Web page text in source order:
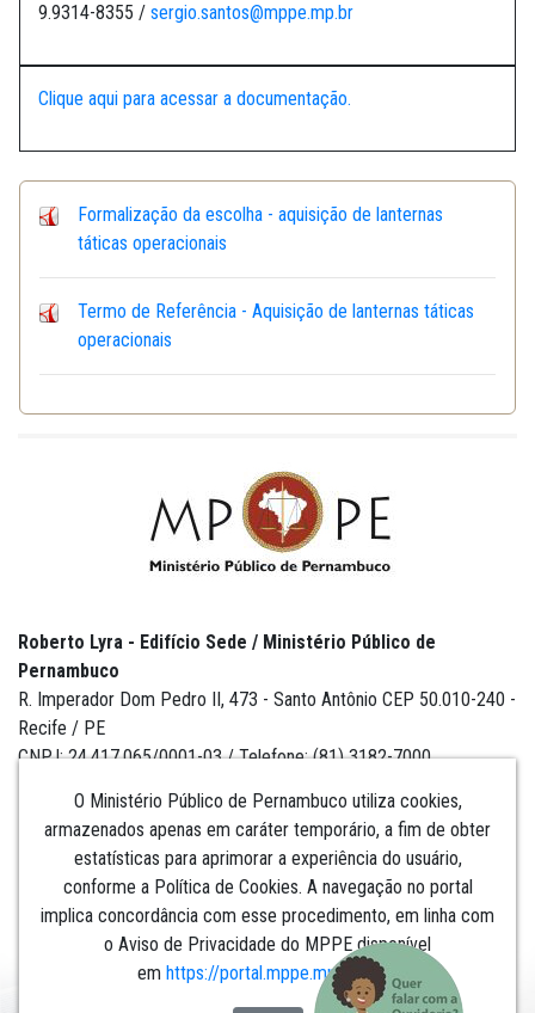
9.9314-8355 / sergio.santos@mppe.mp.br
Clique aqui para acessar a documentação.
Formalização da escolha - aquisição de lanternas
táticas operacionais
Termo de Referência - Aquisição de lanternas táticas
operacionais
O Ministério Público de Pernambuco utiliza cookies,
armazenados apenas em caráter temporário, a fim de obter
estatísticas para aprimorar a experiência do usuário,
conforme a Política de Cookies. A navegação no portal
implica concordância com esse procedimento, em linha com
o Aviso de Privacidade do MPPE disponível
em https://portal.mppe.mp.br/lgpd.​​​​​​​
Roberto Lyra - Edifício Sede / Ministério Público de
Pernambuco
R. Imperador Dom Pedro II, 473 - Santo Antônio CEP 50.010-240 -
Recife / PE
CNPJ: 24.417.065/0001-03 / Telefone: (81) 3182-7000
Institucional
Comunicação